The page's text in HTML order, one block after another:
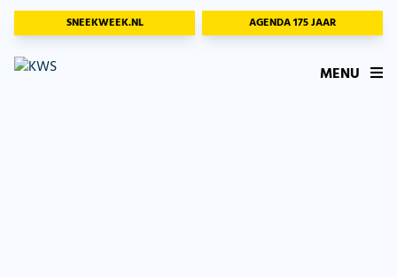
SNEEKWEEK.NL AGENDA 175 JAAR
MENU